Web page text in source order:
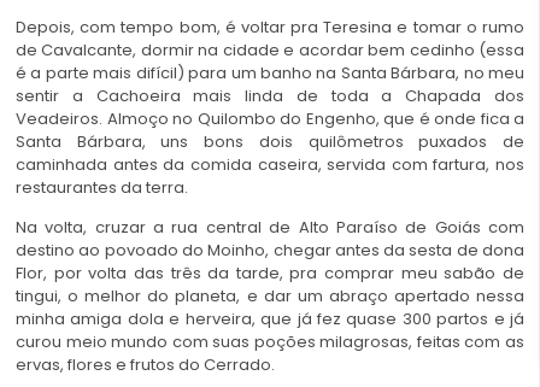
Depois, com tempo bom, é voltar pra Teresina e tomar o rumo
de Cavalcante, dormir na cidade e acordar bem cedinho (essa
é a parte mais difícil) para um banho na Santa Bárbara, no meu
sentir a Cachoeira mais linda de toda a Chapada dos
Veadeiros. Almoço no Quilombo do Engenho, que é onde fica a
Santa Bárbara, uns bons dois quilômetros puxados de
caminhada antes da comida caseira, servida com fartura, nos
restaurantes da terra.
Na volta, cruzar a rua central de Alto Paraíso de Goiás com
destino ao povoado do Moinho, chegar antes da sesta de dona
Flor, por volta das três da tarde, pra comprar meu sabão de
tingui, o melhor do planeta, e dar um abraço apertado nessa
minha amiga dola e herveira, que já fez quase 300 partos e já
curou meio mundo com suas poções milagrosas, feitas com as
ervas, flores e frutos do Cerrado.